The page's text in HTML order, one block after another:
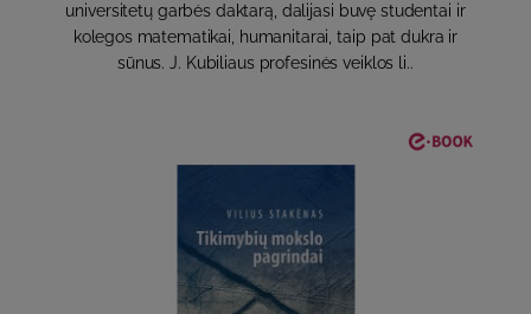
universitetų garbės daktarą, dalijasi buvę studentai ir
kolegos matematikai, humanitarai, taip pat dukra ir
sūnus. J. Kubiliaus profesinės veiklos li..